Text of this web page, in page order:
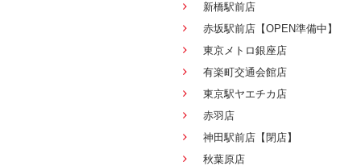
新橋駅前店
赤坂駅前店【OPEN準備中】
東京メトロ銀座店
有楽町交通会館店
東京駅ヤエチカ店
赤羽店
神田駅前店【閉店】
秋葉原店